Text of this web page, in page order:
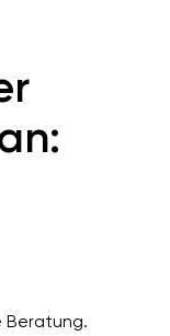
Beratung.